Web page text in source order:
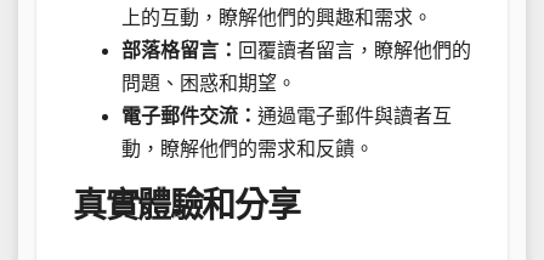
上的互動，瞭解他們的興趣和需求。
部落格留言： 回覆讀者留言，瞭解他們的
問題、困惑和期望。
電子郵件交流： 通過電子郵件與讀者互
動，瞭解他們的需求和反饋。
真實體驗和分享